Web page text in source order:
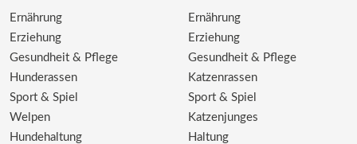
Ernährung
Erziehung
Gesundheit & Pflege
Hunderassen
Sport & Spiel
Welpen
Hundehaltung
Ernährung
Erziehung
Gesundheit & Pflege
Katzenrassen
Sport & Spiel
Katzenjunges
Haltung